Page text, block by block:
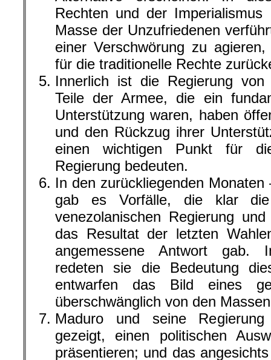
Rechten und der
Masse der Unzufriedenen
einer Verschwörung zu
für die traditionelle Rechte
Innerlich ist die Regierung
Teile der Armee, die ein
Unterstützung waren, haben
und den Rückzug ihrer
einen wichtigen Punkt für
Regierung bedeuten.
In den zurückliegenden
gab es Vorfälle, die klar
venezolanischen Regierung
das Resultat der letzten
angemessene Antwort gab.
redeten sie die Bedeutung
entwarfen das Bild eines
überschwänglich von den
Maduro und seine
gezeigt, einen politischen
präsentieren; und das